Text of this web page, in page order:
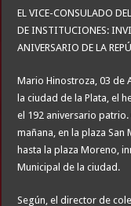
EL VICE-CONSULADO
DE INSTITUCIONES:
ANIVERSARIO DE LA
Mario Hinostroza, 03 de
la ciudad de la Plata, el
el 192 aniversario
mañana, en la plaza San
hasta la plaza Moreno,
Municipal de la ciudad.
Según, el director de